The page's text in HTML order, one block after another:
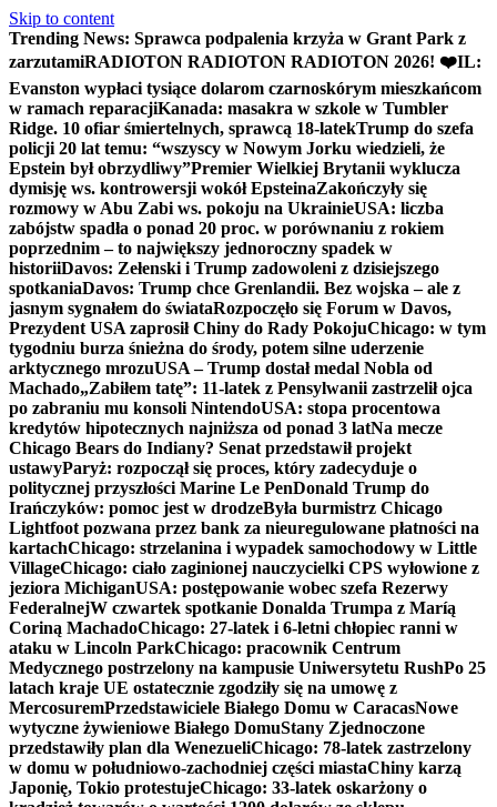
Skip to content
Trending News: Sprawca podpalenia krzyża w Grant Park z
zarzutamiRADIOTON RADIOTON RADIOTON 2026! ❤️IL:
Evanston wypłaci tysiące dolarom czarnoskórym mieszkańcom
w ramach reparacjiKanada: masakra w szkole w Tumbler
Ridge. 10 ofiar śmiertelnych, sprawcą 18-latekTrump do szefa
policji 20 lat temu: “wszyscy w Nowym Jorku wiedzieli, że
Epstein był obrzydliwy”Premier Wielkiej Brytanii wyklucza
dymisję ws. kontrowersji wokół EpsteinaZakończyły się
rozmowy w Abu Zabi ws. pokoju na UkrainieUSA: liczba
zabójstw spadła o ponad 20 proc. w porównaniu z rokiem
poprzednim – to największy jednoroczny spadek w
historiiDavos: Zełenski i Trump zadowoleni z dzisiejszego
spotkaniaDavos: Trump chce Grenlandii. Bez wojska – ale z
jasnym sygnałem do świataRozpoczęło się Forum w Davos,
Prezydent USA zaprosił Chiny do Rady PokojuChicago: w tym
tygodniu burza śnieżna do środy, potem silne uderzenie
arktycznego mrozuUSA – Trump dostał medal Nobla od
Machado„Zabiłem tatę”: 11-latek z Pensylwanii zastrzelił ojca
po zabraniu mu konsoli NintendoUSA: stopa procentowa
kredytów hipotecznych najniższa od ponad 3 latNa mecze
Chicago Bears do Indiany? Senat przedstawił projekt
ustawyParyż: rozpoczął się proces, który zadecyduje o
politycznej przyszłości Marine Le PenDonald Trump do
Irańczyków: pomoc jest w drodzeByła burmistrz Chicago
Lightfoot pozwana przez bank za nieuregulowane płatności na
kartachChicago: strzelanina i wypadek samochodowy w Little
VillageChicago: ciało zaginionej nauczycielki CPS wyłowione z
jeziora MichiganUSA: postępowanie wobec szefa Rezerwy
FederalnejW czwartek spotkanie Donalda Trumpa z Maríą
Coriną MachadoChicago: 27-latek i 6-letni chłopiec ranni w
ataku w Lincoln ParkChicago: pracownik Centrum
Medycznego postrzelony na kampusie Uniwersytetu RushPo 25
latach kraje UE ostatecznie zgodziły się na umowę z
MercosuremPrzedstawiciele Białego Domu w CaracasNowe
wytyczne żywieniowe Białego DomuStany Zjednoczone
przedstawiły plan dla WenezueliChicago: 78-latek zastrzelony
w domu w południowo-zachodniej części miastaChiny karzą
Japonię, Tokio protestujeChicago: 33-latek oskarżony o